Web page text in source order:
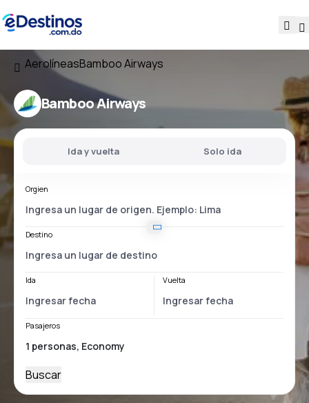
AerolíneasBamboo Airways
Bamboo Airways
Ida y vuelta Solo ida
Orgien
Destino
Ida Vuelta
Pasajeros
Buscar